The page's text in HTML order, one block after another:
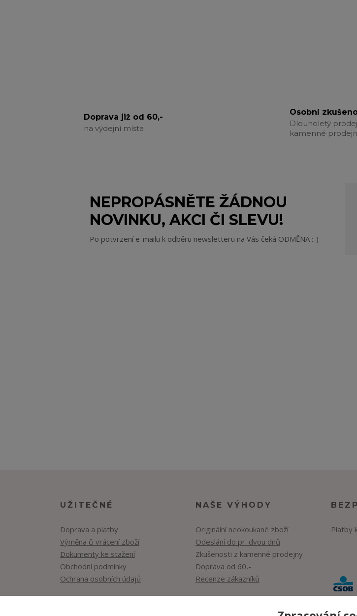
Doprava již od 60,-
na výdejní místa
Osobní
Dlouholetý
kamenné
NEPROPÁSNĚTE ŽÁDNOU
NOVINKU, AKCI ČI SLEVU!
Po potvrzení e-mailu k odběru newsletteru na Vás čeká ODMĚNA :-)
UŽITEČNÉ
Doprava a platby
Výměna či vrácení zboží
Dokumenty ke stažení
Obchodní podmínky
Ochrana osobních údajů
NAŠE VÝHODY
Originální neokoukané zboží
Odeslání do pr. dvou dnů
Zkušenosti z kamenné prodejny
Doprava od 60,-
Recenze zákazníků
Platby